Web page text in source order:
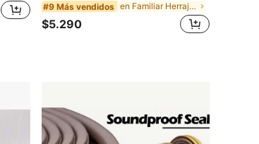
#9 Más vendidos en Familiar Herrajes para ventanas
$5.290